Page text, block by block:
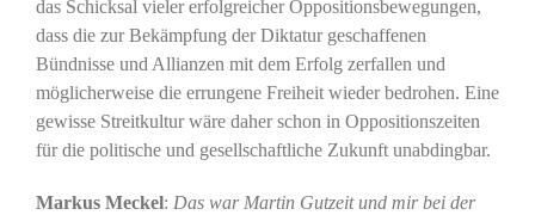
das Schicksal vieler erfolgreicher Oppositionsbewegungen,
dass die zur Bekämpfung der Diktatur geschaffenen
Bündnisse und Allianzen mit dem Erfolg zerfallen und
möglicherweise die errungene Freiheit wieder bedrohen. Eine
gewisse Streitkultur wäre daher schon in Oppositionszeiten
für die politische und gesellschaftliche Zukunft unabdingbar.
Markus Meckel: Das war Martin Gutzeit und mir bei der